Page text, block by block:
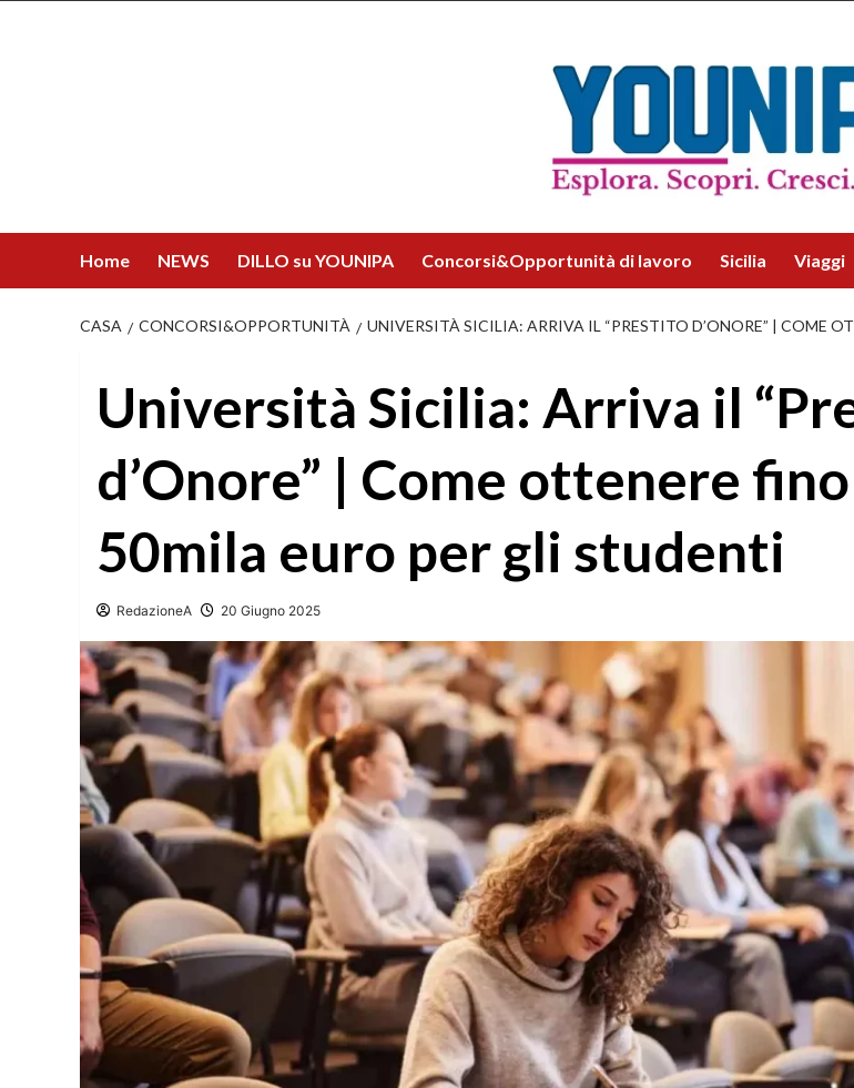
Home NEWS DILLO su YOUNIPA Concorsi&Opportunità di lavoro Sicilia Viaggi
CASA CONCORSI&OPPORTUNITÀ UNIVERSITÀ SICILIA: ARRIVA IL “PRESTITO D’ONORE” | COME
Università Sicilia: Arriva il
d’Onore” | Come ottenere
50mila euro per gli studenti
RedazioneA 20 Giugno 2025